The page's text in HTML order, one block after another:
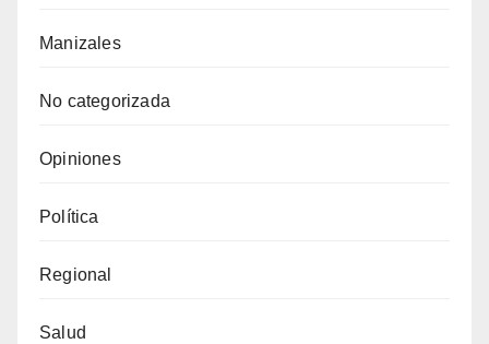
Manizales
No categorizada
Opiniones
Política
Regional
Salud